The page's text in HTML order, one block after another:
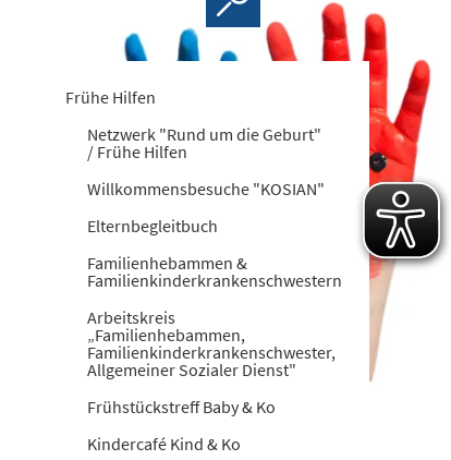
Frühe Hilfen
Netzwerk "Rund um die Geburt"
/ Frühe Hilfen
Willkommensbesuche "KOSIAN"
Elternbegleitbuch
Familienhebammen &
Familienkinderkrankenschwestern
Arbeitskreis
„Familienhebammen,
Familienkinderkrankenschwester,
Allgemeiner Sozialer Dienst"
Frühstückstreff Baby & Ko
Kindercafé Kind & Ko